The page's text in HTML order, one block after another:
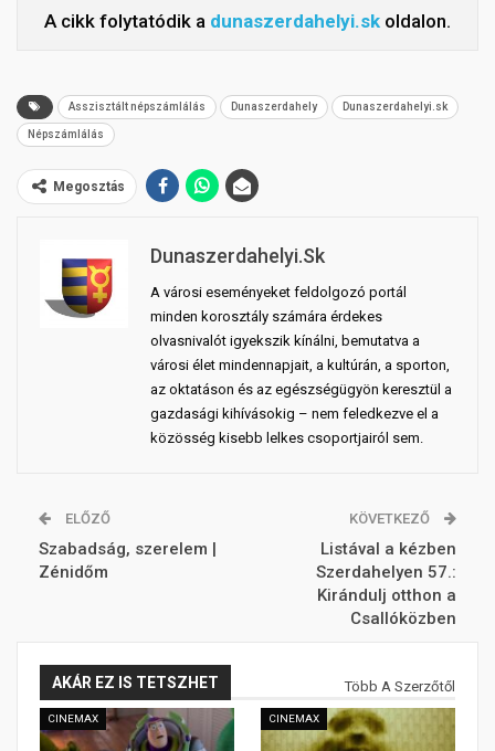
A cikk folytatódik a dunaszerdahelyi.sk oldalon.
Asszisztált népszámlálás Dunaszerdahely Dunaszerdahelyi.sk
Népszámlálás
Megosztás
Dunaszerdahelyi.sk
A városi eseményeket feldolgozó portál
minden korosztály számára érdekes
olvasnivalót igyekszik kínálni, bemutatva a
városi élet mindennapjait, a kultúrán, a sporton,
az oktatáson és az egészségügyön keresztül a
gazdasági kihívásokig – nem feledkezve el a
közösség kisebb lelkes csoportjairól sem.
ELŐZŐ
Szabadság, szerelem |
Zénidőm
KÖVETKEZŐ
Listával a kézben
Szerdahelyen 57.:
Kirándulj otthon a
Csallóközben
AKÁR EZ IS TETSZHET Több A Szerzőtől
CINEMAX CINEMAX